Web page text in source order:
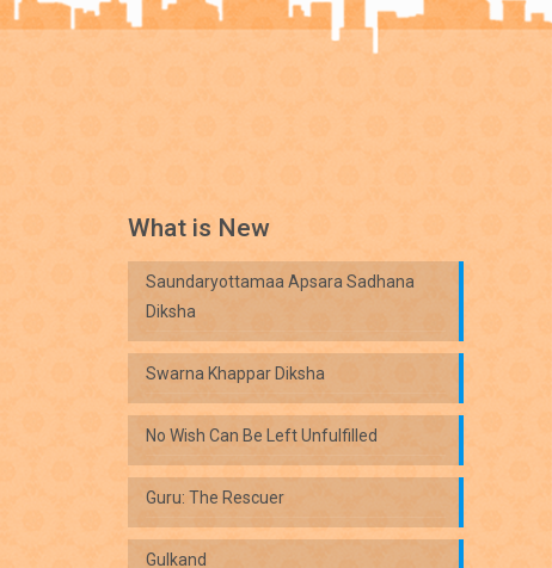
What is New
Saundaryottamaa Apsara Sadhana
Diksha
Swarna Khappar Diksha
No Wish Can Be Left Unfulfilled
Guru: The Rescuer
Gulkand